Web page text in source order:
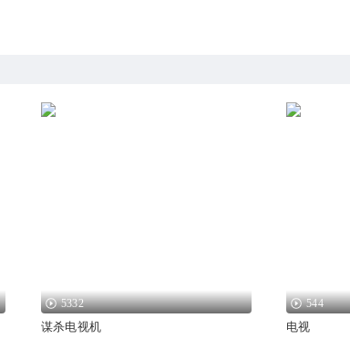
5332
谋杀电视机
544
电视